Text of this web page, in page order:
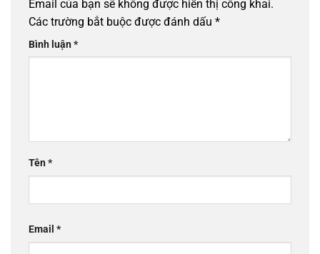
Email của bạn sẽ không được hiển thị công khai.
Các trường bắt buộc được đánh dấu *
Bình luận*
Tên*
Email *